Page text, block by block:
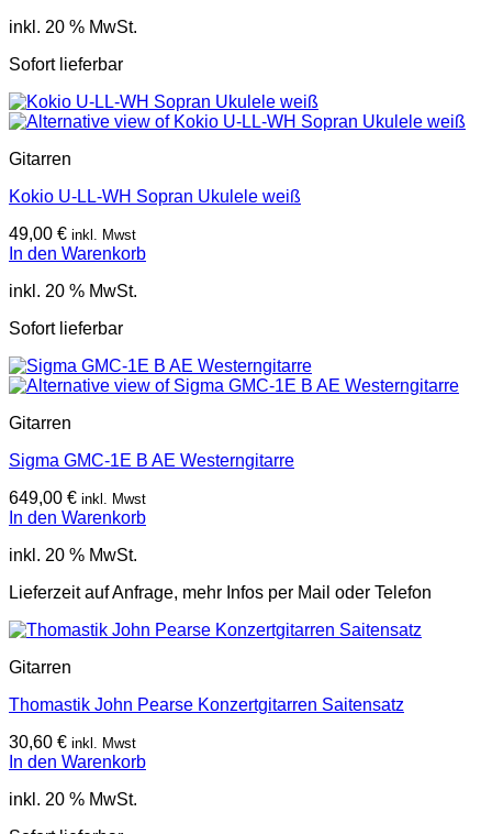
1.699,00 €
inkl. 20 % MwSt.
Sofort lieferbar
Gitarren
Kokio U-LL-WH Sopran Ukulele weiß
49,00 € inkl. Mwst
In den Warenkorb
inkl. 20 % MwSt.
Sofort lieferbar
Gitarren
Sigma GMC-1E B AE Westerngitarre
649,00 € inkl. Mwst
In den Warenkorb
inkl. 20 % MwSt.
Lieferzeit auf Anfrage, mehr Infos per Mail oder Telefon
Gitarren
Thomastik John Pearse Konzertgitarren Saitensatz
30,60 € inkl. Mwst
In den Warenkorb
inkl. 20 % MwSt.